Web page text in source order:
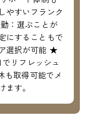
やすいフランク
：選ぶことが
にすることもで
選択が可能 ★
リフレッシュ
も取得可能でメ
ます。